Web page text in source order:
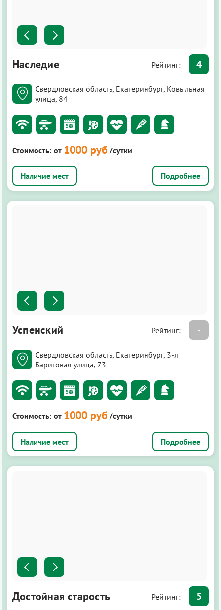
Наследие Рейтинг: 4
Свердловская область, Екатеринбург, Ковыльная
улица, 84
Стоимость: от 1000 руб /сутки
Подробнее
Успенский Рейтинг: -
Свердловская область, Екатеринбург, 3-я
Баритовая улица, 73
Стоимость: от 1000 руб /сутки
Подробнее
Достойная старость Рейтинг: 5